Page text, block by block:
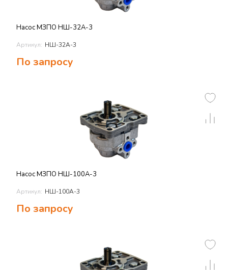
Насос МЗПО НШ-32А-3
Артикул: НШ-32А-3
По запросу
Насос МЗПО НШ-100А-3
Артикул: НШ-100А-3
По запросу